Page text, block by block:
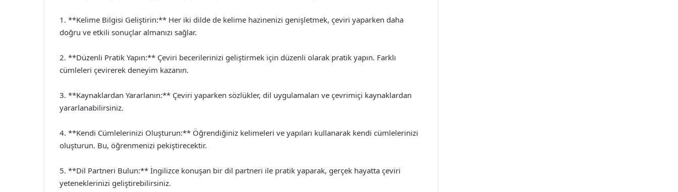
1. **Kelime Bilgisi Geliştirin:** Her iki dilde de kelime hazinenizi genişletmek, çeviri yaparken daha
doğru ve etkili sonuçlar almanızı sağlar.
2. **Düzenli Pratik Yapın:** Çeviri becerilerinizi geliştirmek için düzenli olarak pratik yapın. Farklı
cümleleri çevirerek deneyim kazanın.
3. **Kaynaklardan Yararlanın:** Çeviri yaparken sözlükler, dil uygulamaları ve çevrimiçi kaynaklardan
yararlanabilirsiniz.
4. **Kendi Cümlelerinizi Oluşturun:** Öğrendiğiniz kelimeleri ve yapıları kullanarak kendi cümlelerinizi
oluşturun. Bu, öğrenmenizi pekiştirecektir.
5. **Dil Partneri Bulun:** İngilizce konuşan bir dil partneri ile pratik yaparak, gerçek hayatta çeviri
yeteneklerinizi geliştirebilirsiniz.